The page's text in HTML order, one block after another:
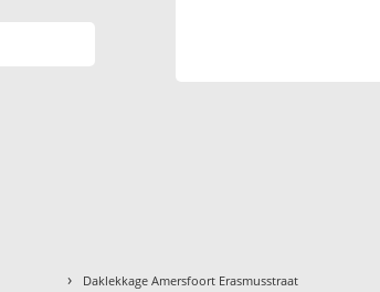
› Daklekkage Amersfoort Erasmusstraat